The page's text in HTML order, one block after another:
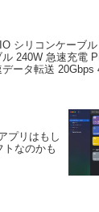
シリコンケーブ
ル 240W 急速充電
データ転送 20Gbps
プリはもし
なのかも